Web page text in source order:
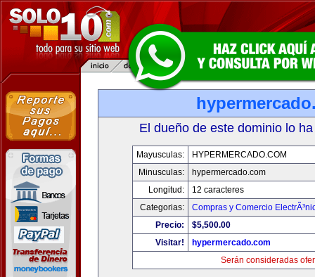
El dueño de este dominio lo
Mayusculas:
HYPERMERCADO.COM
Minusculas:
hypermercado.com
Longitud:
12 caracteres
Categorias:
Compras y Comercio
Precio:
$5,500.00
Visitar!
hypermercado.com
Serán consideradas